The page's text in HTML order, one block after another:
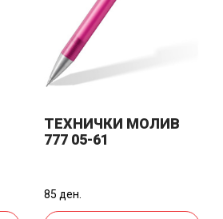
ТЕХНИЧКИ МОЛИВ
777 05-61
85 ден.